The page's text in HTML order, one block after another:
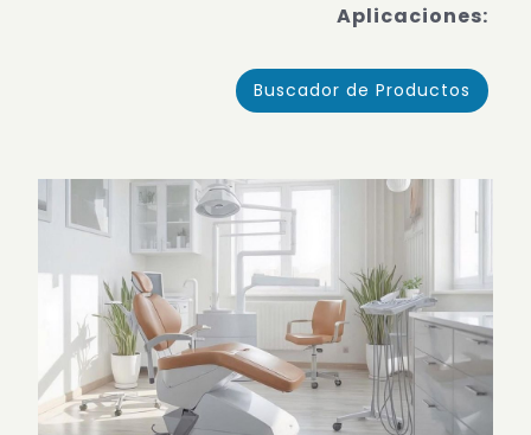
Aplicaciones:
Buscador de Productos